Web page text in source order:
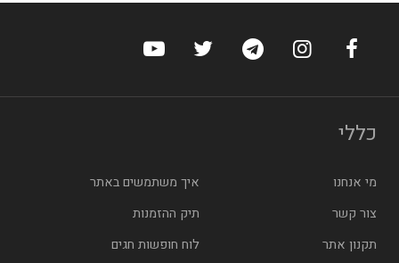
ערוץ הפייסבוק של הוטלס
ערוץ האינסטגרם של הוטלס
ערוץ הטלגרם של הוטלס
ערוץ טוויטר של הוטלס
ערוץ היוטיוב של
כללי
מי אנחנו
איך משתמשים באתר
צור קשר
תיק ההזמנות
תקנון אתר
לוח חופשות חגים